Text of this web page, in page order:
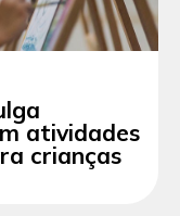
atividades
crianças